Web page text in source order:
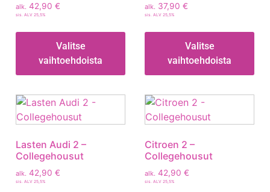
alk. 42,90 €
sis. ALV 25,5%
Valitse
vaihtoehdoista
alk. 37,90 €
sis. ALV 25,5%
Valitse
vaihtoehdoista
Lasten Audi 2 –
Collegehousut
alk. 42,90 €
sis. ALV 25,5%
Citroen 2 –
Collegehousut
alk. 42,90 €
sis. ALV 25,5%